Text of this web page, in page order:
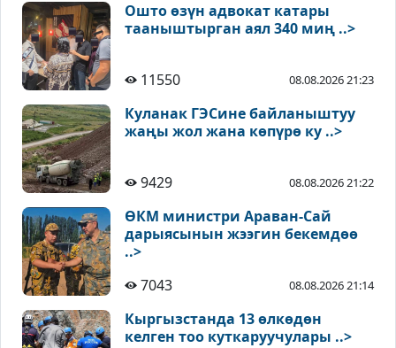
Ошто өзүн адвокат катары
тааныштырган аял 340 миң ..>
11550 08.08.2026 21:23
Куланак ГЭСине байланыштуу
жаңы жол жана көпүрө ку ..>
9429 08.08.2026 21:22
ӨКМ министри Араван-Сай
дарыясынын жээгин бекемдөө
..>
7043
08.08.2026 21:14
Кыргызстанда 13 өлкөдөн
келген тоо куткаруучулары ..>